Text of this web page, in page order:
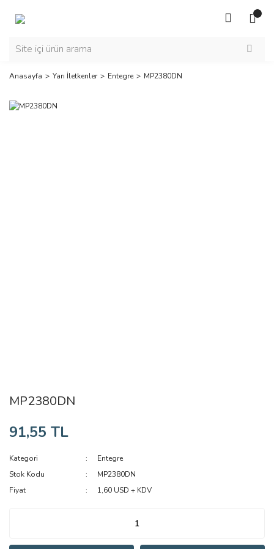
Anasayfa Yarı İletkenler Entegre MP2380DN
MP2380DN
91,55 TL
Kategori
Entegre
Stok Kodu
MP2380DN
Fiyat
1,60 USD + KDV